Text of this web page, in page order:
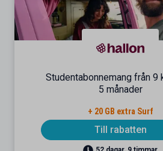
Studentabonnemang från 9
5 månader
+ 20 GB extra Surf
Till rabatten